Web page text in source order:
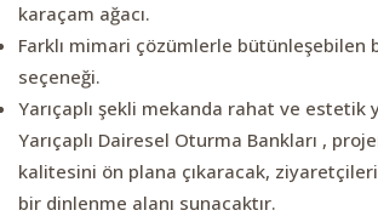
karaçam ağacı.
Farklı mimari çözümlerle bütünleşebilen
seçeneği.
Yarıçaplı şekli mekanda rahat ve estetik
Yarıçaplı Dairesel Oturma Bankları ,
kalitesini ön plana çıkaracak,
bir dinlenme alanı sunacaktır.